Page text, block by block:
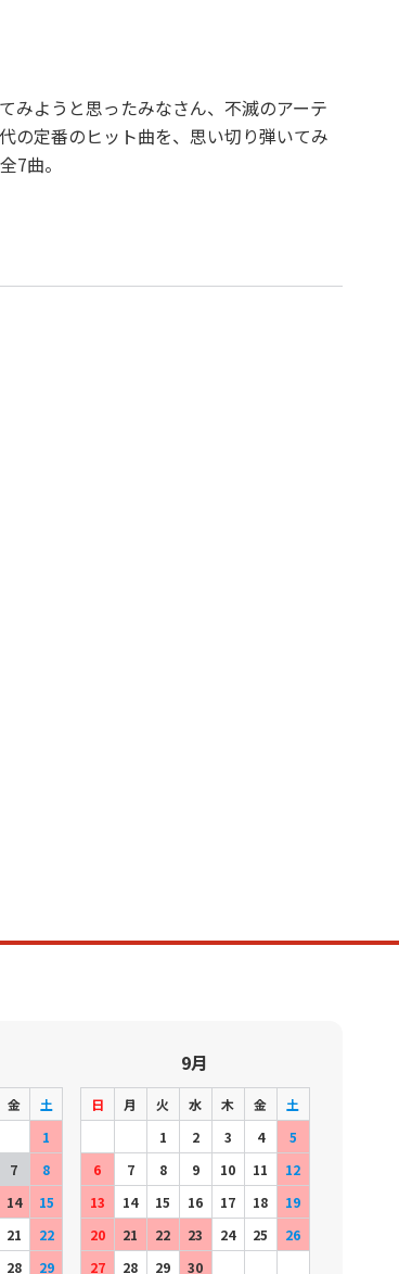
みようと思ったみなさん、不滅のアーテ
の定番のヒット曲を、思い切り弾いてみ
7曲。
金
土
1
7
8
14
15
21
22
28 29
9月
日 月 火 水 木 金
土
1
2 3 4
5
6
7 8 9 10 11
12
13
14 15 16 17 18
19
20
21 22 23 24 25
26
27
28 29 30